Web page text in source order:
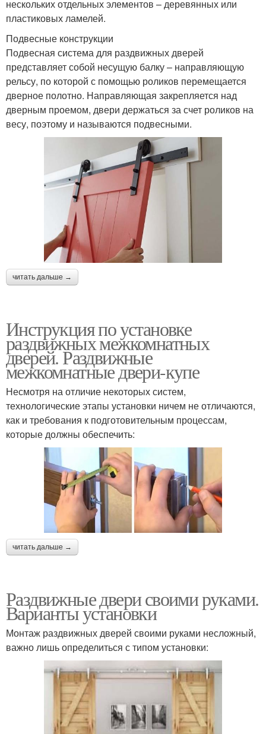
нескольких отдельных элементов – деревянных или
пластиковых ламелей.
Подвесные конструкции
Подвесная система для раздвижных дверей
представляет собой несущую балку – направляющую
рельсу, по которой с помощью роликов перемещается
дверное полотно. Направляющая закрепляется над
дверным проемом, двери держаться за счет роликов на
весу, поэтому и называются подвесными.
читать дальше →
Инструкция по установке
раздвижных межкомнатных
дверей. Раздвижные
межкомнатные двери-купе
Несмотря на отличие некоторых систем,
технологические этапы установки ничем не отличаются,
как и требования к подготовительным процессам,
которые должны обеспечить:
читать дальше →
Раздвижные двери своими руками.
Варианты установки
Монтаж раздвижных дверей своими руками несложный,
важно лишь определиться с типом установки: